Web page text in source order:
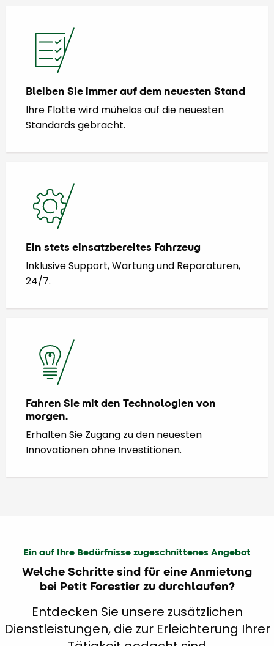
Bleiben Sie immer auf dem neuesten Stand
Ihre Flotte wird mühelos auf die neuesten
Standards gebracht.
Ein stets einsatzbereites Fahrzeug
Inklusive Support, Wartung und Reparaturen,
24/7.
Fahren Sie mit den Technologien von
morgen.
Erhalten Sie Zugang zu den neuesten
Innovationen ohne Investitionen.
Ein auf Ihre Bedürfnisse zugeschnittenes Angebot
Welche Schritte sind für eine Anmietung
bei Petit Forestier zu durchlaufen?
Entdecken Sie unsere zusätzlichen
Dienstleistungen, die zur Erleichterung Ihrer